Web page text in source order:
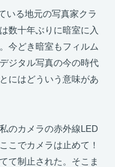
いる地元の写真家クラ
数十年ぶりに暗室に入
今どき暗室もフィルム
ジタル写真の今の時代
にはどういう意味があ
のカメラの赤外線LED
こでカメラは止めて！
て制止された。そこま